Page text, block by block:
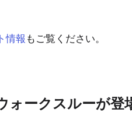
情報 もご覧ください。
ォークスルーが登